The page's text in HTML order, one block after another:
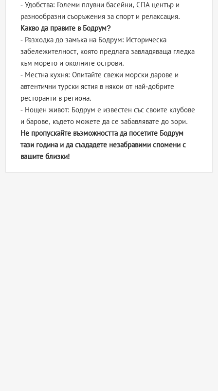
- Удобства: Големи плувни басейни, СПА център и
разнообразни съоръжения за спорт и релаксация.
Какво да правите в Бодрум?
- Разходка до замъка на Бодрум: Историческа
забележителност, която предлага завладяваща гледка
към морето и околните острови.
- Местна кухня: Опитайте свежи морски дарове и
автентични турски ястия в някои от най-добрите
ресторанти в региона.
- Нощен живот: Бодрум е известен със своите клубове
и барове, където можете да се забавлявате до зори.
Не пропускайте възможността да посетите Бодрум
тази година и да създадете незабравими спомени с
вашите близки!